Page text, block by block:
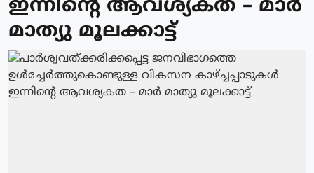
ഇന്നിന്റെ ആവശ്യകത – മാര്‍
മാത്യു മൂലക്കാട്ട്